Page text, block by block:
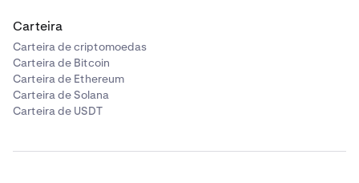
Se precisar de assistência com uma recuperação, entre
em contato com o Apoio da Kraken e forneça todos os
detalhes de transação necessários.
Ao entender as taxas aplicáveis e o processo de
recuperação, pode tomar decisões informadas e tomar
Carteira
Carteira de criptomoedas
Carteira de Bitcoin
Carteira de Ethereum
Carteira de Solana
Carteira de USDT